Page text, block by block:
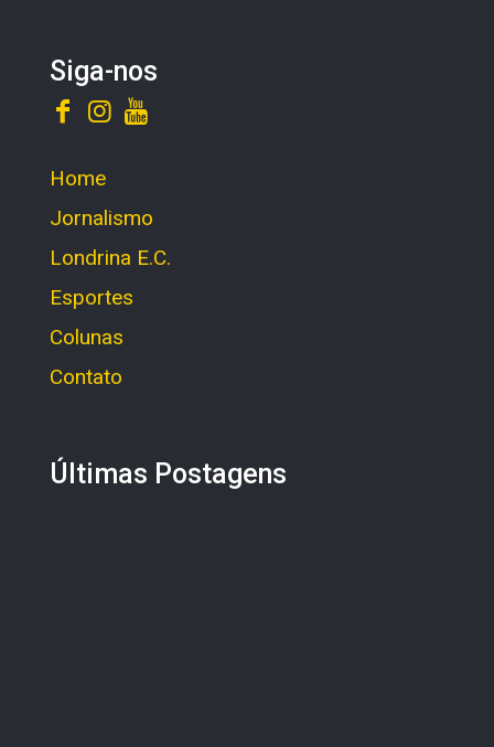
Siga-nos
Home
Jornalismo
Londrina E.C.
Esportes
Colunas
Contato
Últimas Postagens